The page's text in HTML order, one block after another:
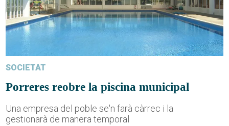
SOCIETAT
Porreres reobre la piscina municipal
Una empresa del poble se'n farà càrrec i la
gestionarà de manera temporal